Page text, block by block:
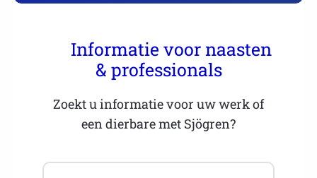
Informatie voor naasten
& professionals
Zoekt u informatie voor uw werk of
een dierbare met Sjögren?